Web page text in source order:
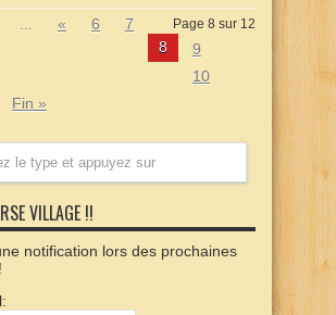
Page 8 sur 12
« 6
7
8
9
10
Fin »
VILLAGE !!
notification lors des prochaines